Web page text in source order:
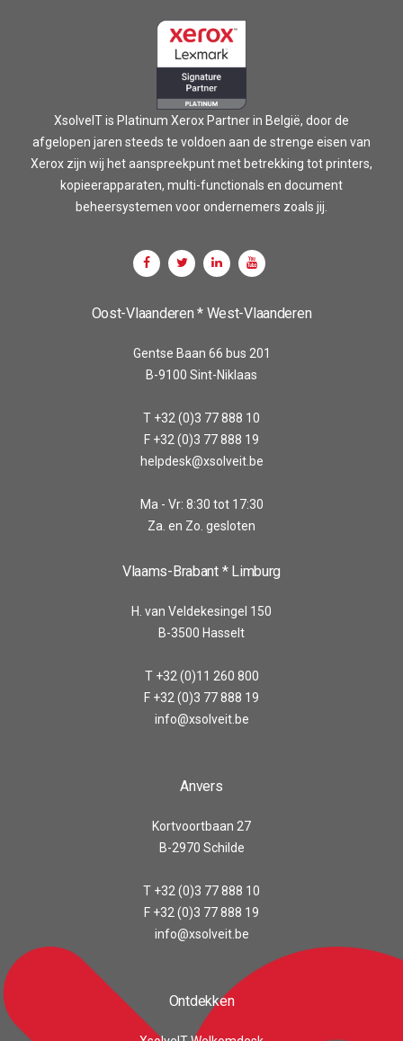
XsolveIT is Platinum Xerox Partner in België, door de
afgelopen jaren steeds te voldoen aan de strenge eisen van
Xerox zijn wij het aanspreekpunt met betrekking tot printers,
kopieerapparaten, multi-functionals en document
beheersystemen voor ondernemers zoals jij.
Oost-Vlaanderen * West-Vlaanderen
Gentse Baan 66 bus 201
B-9100 Sint-Niklaas
T +32 (0)3 77 888 10
F +32 (0)3 77 888 19
helpdesk@xsolveit.be
Ma - Vr: 8:30 tot 17:30
Za. en Zo. gesloten
Vlaams-Brabant * Limburg
H. van Veldekesingel 150
B-3500 Hasselt
T +32 (0)11 260 800
F +32 (0)3 77 888 19
info@xsolveit.be
Anvers
Kortvoortbaan 27
B-2970 Schilde
T +32 (0)3 77 888 10
F +32 (0)3 77 888 19
info@xsolveit.be
Ontdekken